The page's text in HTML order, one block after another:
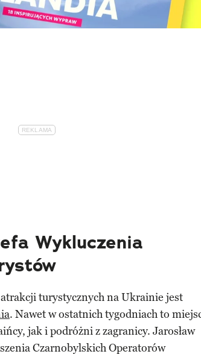
Wykluczenia
turystycznych na Ukrainie jest
. Nawet w ostatnich tygodniach to
jak i podróżni z zagranicy. Jarosław
Czarnobylskich Operatorów